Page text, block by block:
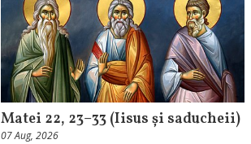
Matei 22, 23–33 (Iisus și saducheii)
07 Aug, 2026